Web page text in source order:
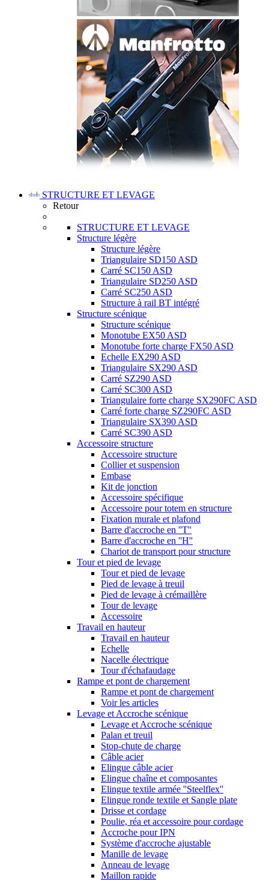
STRUCTURE ET LEVAGE
Retour
STRUCTURE ET LEVAGE
Structure légère
Structure légère
Triangulaire SD150 ASD
Carré SC150 ASD
Triangulaire SD250 ASD
Carré SC250 ASD
Structure à rail BT intégré
Structure scénique
Structure scénique
Monotube EX50 ASD
Monotube forte charge FX50 ASD
Echelle EX290 ASD
Triangulaire SX290 ASD
Carré SZ290 ASD
Carré SC300 ASD
Triangulaire forte charge SX290FC ASD
Carré forte charge SZ290FC ASD
Triangulaire SX390 ASD
Carré SC390 ASD
Accessoire structure
Accessoire structure
Collier et suspension
Embase
Kit de jonction
Accessoire spécifique
Accessoire pour totem en structure
Fixation murale et plafond
Barre d'accroche en ''T''
Barre d'accroche en ''H''
Chariot de transport pour structure
Tour et pied de levage
Tour et pied de levage
Pied de levage à treuil
Pied de levage à crémaillère
Tour de levage
Accessoire
Travail en hauteur
Travail en hauteur
Echelle
Nacelle électrique
Tour d'échafaudage
Rampe et pont de chargement
Rampe et pont de chargement
Voir les articles
Levage et Accroche scénique
Levage et Accroche scénique
Palan et treuil
Stop-chute de charge
Câble acier
Elingue câble acier
Elingue chaîne et composantes
Elingue textile armée ''Steelflex''
Elingue ronde textile et Sangle plate
Drisse et cordage
Poulie, réa et accessoire pour cordage
Accroche pour IPN
Système d'accroche ajustable
Manille de levage
Anneau de levage
Maillon rapide